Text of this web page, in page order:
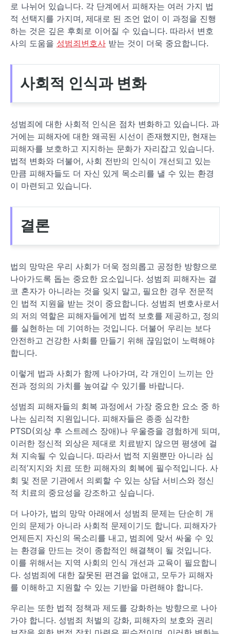
로 나뉘어 있습니다. 각 단계에서 피해자는 여러 가지 법
적 선택지를 가지며, 제대로 된 조언 없이 이 과정을 진행
하는 것은 깊은 후회로 이어질 수 있습니다. 따라서 변호
사의 도움을 성범죄변호사 받는 것이 더욱 중요합니다.
사회적 인식과 변화
성범죄에 대한 사회적 인식은 점차 변화하고 있습니다. 과
거에는 피해자에 대한 왜곡된 시선이 존재했지만, 현재는
피해자를 보호하고 지지하는 문화가 자리잡고 있습니다.
법적 변화와 더불어, 사회 전반의 인식이 개선되고 있는
만큼 피해자들도 더 자신 있게 목소리를 낼 수 있는 환경
이 마련되고 있습니다.
결론
법의 망막은 우리 사회가 더욱 정의롭고 공정한 방향으로
나아가도록 돕는 중요한 요소입니다. 성범죄 피해자는 결
코 혼자가 아니라는 것을 잊지 말고, 필요한 경우 전문적
인 법적 지원을 받는 것이 중요합니다. 성범죄 변호사로서
의 저의 역할은 피해자들에게 법적 보호를 제공하고, 정의
를 실현하는 데 기여하는 것입니다. 더불어 우리는 보다
안전하고 건강한 사회를 만들기 위해 끊임없이 노력해야
합니다.
이렇게 법과 사회가 함께 나아가며, 각 개인이 느끼는 안
전과 정의의 가치를 높여갈 수 있기를 바랍니다.
성범죄 피해자들의 회복 과정에서 가장 중요한 요소 중 하
나는 심리적 지원입니다. 피해자들은 종종 심각한
PTSD(외상 후 스트레스 장애)나 우울증을 경험하게 되며,
이러한 정신적 외상은 제대로 치료받지 않으면 평생에 걸
쳐 지속될 수 있습니다. 따라서 법적 지원뿐만 아니라 심
리적’지지와 치료 또한 피해자의 회복에 필수적입니다. 사
회 및 전문 기관에서 의뢰할 수 있는 상담 서비스와 정신
적 치료의 중요성을 강조하고 싶습니다.
더 나아가, 법의 망막 아래에서 성범죄 문제는 단순히 개
인의 문제가 아니라 사회적 문제이기도 합니다. 피해자가
언제든지 자신의 목소리를 내고, 범죄에 맞서 싸울 수 있
는 환경을 만드는 것이 종합적인 해결책이 될 것입니다.
이를 위해서는 지역 사회의 인식 개선과 교육이 필요합니
다. 성범죄에 대한 잘못된 편견을 없애고, 모두가 피해자
를 이해하고 지원할 수 있는 기반을 마련해야 합니다.
우리는 또한 법적 정책과 제도를 강화하는 방향으로 나아
가야 합니다. 성범죄 처벌의 강화, 피해자의 보호와 권리